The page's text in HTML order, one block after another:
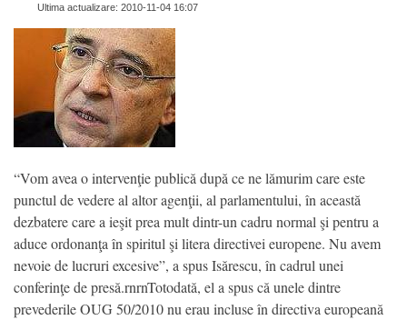
Ultima actualizare: 2010-11-04 16:07
“Vom avea o intervenţie publică după ce ne lămurim care este
punctul de vedere al altor agenţii, al parlamentului, în această
dezbatere care a ieşit prea mult dintr-un cadru normal şi pentru a
aduce ordonanţa în spiritul şi litera directivei europene. Nu avem
nevoie de lucruri excesive”, a spus Isărescu, în cadrul unei
conferinţe de presă.rnrnTotodată, el a spus că unele dintre
prevederile OUG 50/2010 nu erau incluse în directiva europeană